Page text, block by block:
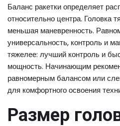
Баланс ракетки определяет
относительно центра. Головка
меньшая маневренность.
универсальность, контроль и
тяжелее: лучший контроль и
мощность. Начинающим
равномерным балансом или
для комфортного освоения
Размер